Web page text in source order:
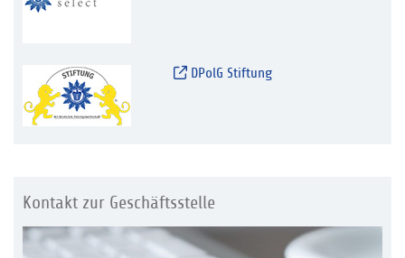
DPolG Stiftung
Kontakt zur Geschäftsstelle